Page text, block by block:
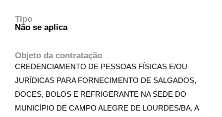
Tipo
Não se aplica
Objeto da contratação
CREDENCIAMENTO DE PESSOAS FÍSICAS E/OU
JURÍDICAS PARA FORNECIMENTO DE SALGADOS,
DOCES, BOLOS E REFRIGERANTE NA SEDE DO
MUNICÍPIO DE CAMPO ALEGRE DE LOURDES/BA, A